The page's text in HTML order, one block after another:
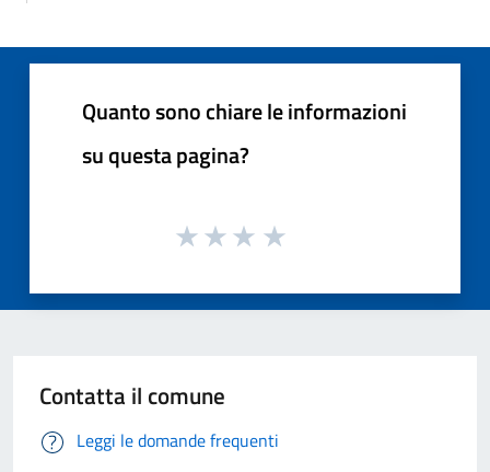
Quanto sono chiare le informazioni
su questa pagina?
Contatta il comune
Leggi le domande frequenti